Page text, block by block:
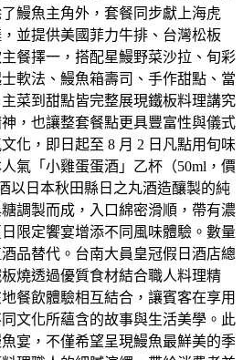
鰻魚主角外，套餐同步獻上海虎
並提供美國菲力牛排、台灣松板
餐擇一，搭配星鰻野菜沙拉、旬彩
軟法、鰻魚箱壽司、手作甜點、當
菜到甜點皆完整展現鐵板料理講究
，也讓整套餐點更具豐富性與儀式
化，即日起至 8 月 2 日凡點用旬味
氣「小雞蛋蛋酒」乙杯（50ml，價
以日本秋田縣日之丸酒造釀製的純
調製而成，入口綿密滑順，帶有濃
限定饗宴增添不同風味體驗。數量
品替代。台南大員皇冠假日酒店總
燒透過優質食材結合職人料理精
餐飲體驗相互結合，讓賓客在享用
文化所蘊含的故事與生活美學。此
宴，不僅希望呈現鰻魚最鮮美的季